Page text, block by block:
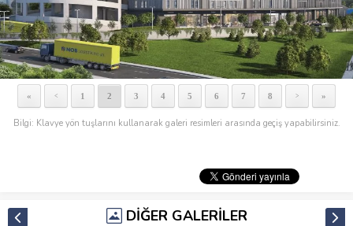
« < 1 2 3 4 5 6 7 8 > »
Bilgi: Klavye yön tuşlarını kullanarak galeri resimleri arasında geçiş yapabilirsiniz.
DİĞER GALERİLER